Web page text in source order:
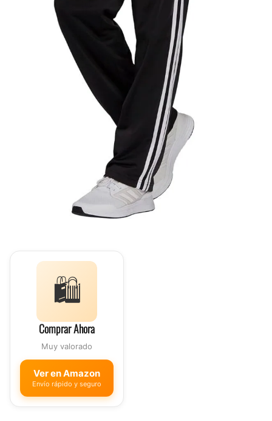
🛍️
Comprar Ahora
Muy valorado
Ver en Amazon
Envío rápido y seguro